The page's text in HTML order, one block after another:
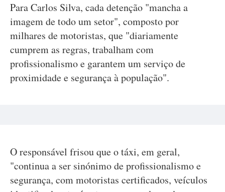
Para Carlos Silva, cada detenção "mancha a
imagem de todo um setor", composto por
milhares de motoristas, que "diariamente
cumprem as regras, trabalham com
profissionalismo e garantem um serviço de
proximidade e segurança à população".
O responsável frisou que o táxi, em geral,
"continua a ser sinónimo de profissionalismo e
segurança, com motoristas certificados, veículos